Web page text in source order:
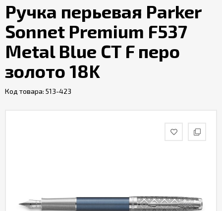
ручек
Контакты
Ручка перьевая Parker
Sonnet Premium F537
Metal Blue CT F перо
золото 18K
Код товара: 513-423